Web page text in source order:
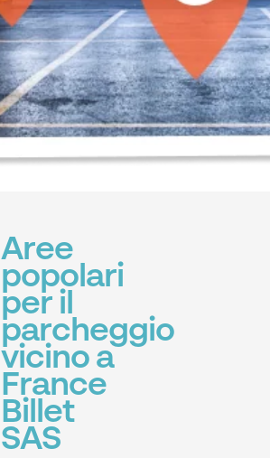
Aree
popolari
per il
parcheggio
vicino a
France
Billet
SAS